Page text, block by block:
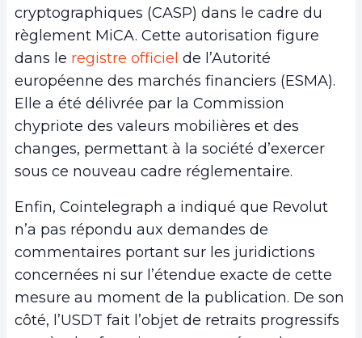
cryptographiques (CASP) dans le cadre du
règlement MiCA. Cette autorisation figure
dans le registre officiel de l’Autorité
européenne des marchés financiers (ESMA).
Elle a été délivrée par la Commission
chypriote des valeurs mobilières et des
changes, permettant à la société d’exercer
sous ce nouveau cadre réglementaire.
Enfin, Cointelegraph a indiqué que Revolut
n’a pas répondu aux demandes de
commentaires portant sur les juridictions
concernées ni sur l’étendue exacte de cette
mesure au moment de la publication. De son
côté, l’USDT fait l’objet de retraits progressifs